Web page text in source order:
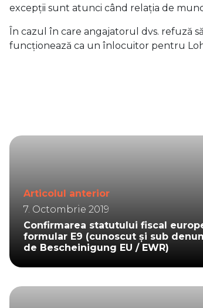
excepții sunt atunci când relația de
În cazul în care angajatorul dvs. refuză
funcționează ca un înlocuitor pentru
Articolul anterior
7. Octombrie 2019
Confirmarea statutului fiscal
formular E9 (cunoscut și sub
de Bescheinigung EU / EWR)